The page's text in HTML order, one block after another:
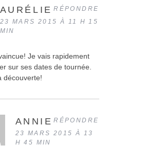
AURÉLIE
23 MARS 2015 À 11 H 15
MIN
Je vais rapidement
sur ses dates de tournée.
découverte!
RÉPONDRE
ANNIE
23 MARS 2015 À 13
H 45 MIN
RÉPONDRE